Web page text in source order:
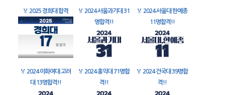
🏅 2025 경희대 합격 🏅 2024 서울과기대 31
명합격!!
🏅 2024 서울대 한예종
11명합격!!
🏅 2024 이화여대 고려
대 13명합격!!
🏅 2024 홍익대 71명합
격!!
🏅 2024 건국대 39명합
격!!